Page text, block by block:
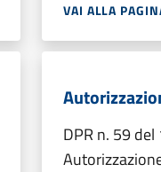
VAI ALLA
DPR n. 59